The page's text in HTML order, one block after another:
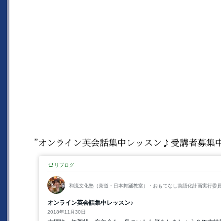
”オンライン英会話集中レッスン♪受講者募集